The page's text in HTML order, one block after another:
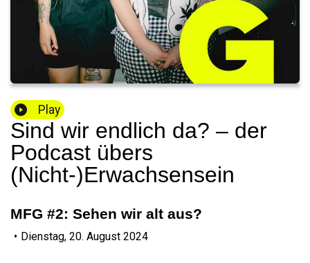
Play
Sind wir endlich da? – der
Podcast übers
(Nicht-)Erwachsensein
MFG #2: Sehen wir alt aus?
• Dienstag, 20. August 2024